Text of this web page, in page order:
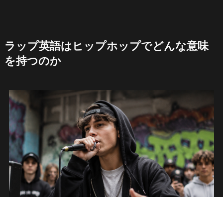
ラップ英語はヒップホップでどんな意味
を持つのか